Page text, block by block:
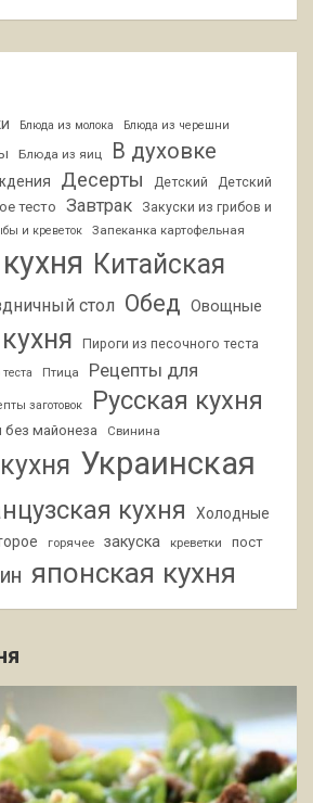
Блюда из молока Блюда из черешни
Блюда из яиц В духовке
Десерты Детский
Детский
тесто Завтрак
Закуски из грибов и
и креветок Запеканка картофельная
Китайская
стол Обед Овощные
Пироги из песочного теста
Птица
Рецепты для
заготовок Русская кухня
майонеза Свинина
Украинская
кухня
Холодные
горячее закуска креветки пост
японская кухня